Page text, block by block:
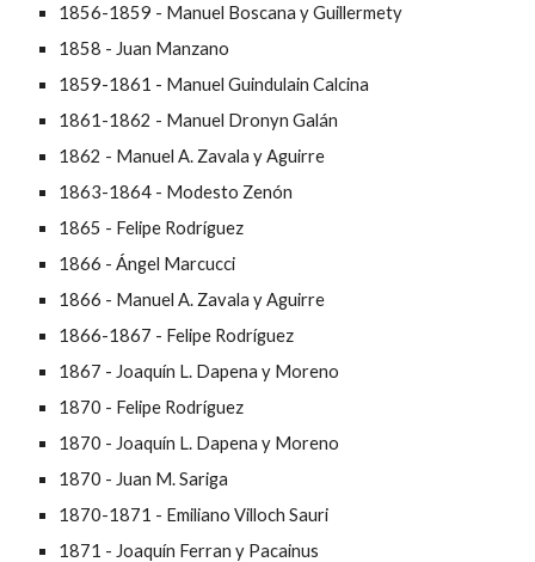
1856-1859 - Manuel Boscana y Guillermety
1858 - Juan Manzano
1859-1861 - Manuel Guindulain Calcina
1861-1862 - Manuel Dronyn Galán
1862 - Manuel A. Zavala y Aguirre
1863-1864 - Modesto Zenón
1865 - Felipe Rodríguez
1866 - Ángel Marcucci
1866 - Manuel A. Zavala y Aguirre
1866-1867 - Felipe Rodríguez
1867 - Joaquín L. Dapena y Moreno
1870 - Felipe Rodríguez
1870 - Joaquín L. Dapena y Moreno
1870 - Juan M. Sariga
1870-1871 - Emiliano Villoch Sauri
1871 - Joaquín Ferran y Pacainus